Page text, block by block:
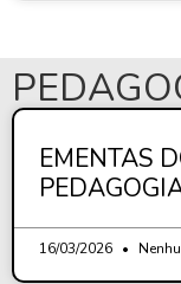
EMENTAS
16/03/2026